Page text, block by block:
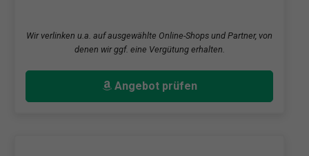
Wir verlinken u.a. auf ausgewählte Online-Shops und Partner, von
denen wir ggf. eine Vergütung erhalten.
Angebot prüfen